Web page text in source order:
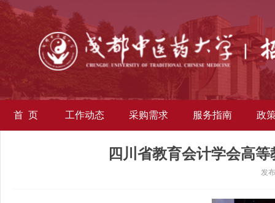
首 页 工作动态 采购需求 服务指南 政
四川省教育会计学会高
发